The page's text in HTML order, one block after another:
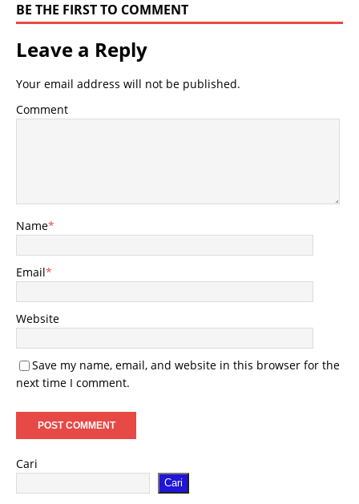
BE THE FIRST TO COMMENT
Leave a Reply
Your email address will not be published.
Comment
Name*
Email*
Website
Save my name, email, and website in this browser for the
next time I comment.
Cari
Cari